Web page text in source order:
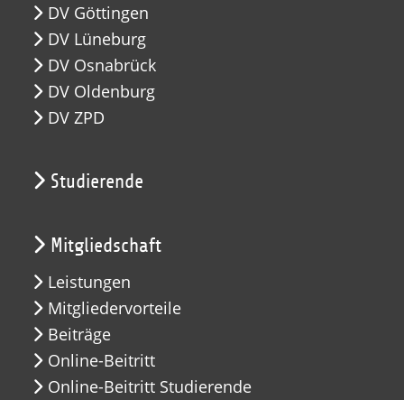
DV Göttingen
DV Lüneburg
DV Osnabrück
DV Oldenburg
DV ZPD
Studierende
Mitgliedschaft
Leistungen
Mitgliedervorteile
Beiträge
Online-Beitritt
Online-Beitritt Studierende